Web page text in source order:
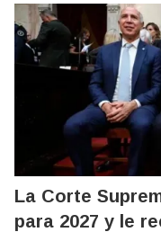
La Corte
para 2027 y le